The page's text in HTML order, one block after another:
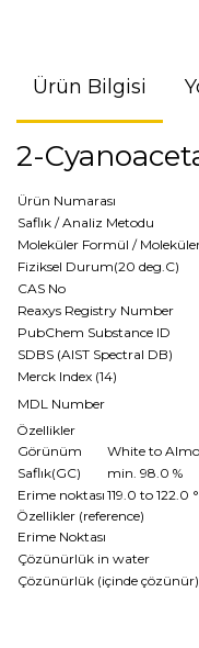
Ürün Bilgisi
2-
Ürün Numarası
Saflık / Analiz Metodu
Moleküler Formül /
Fiziksel Durum(20 deg.C)
CAS No
Reaxys Registry Number
PubChem Substance ID
SDBS (AIST Spectral DB)
Merck Index (14)
MDL Number
Özellikler
Görünüm
White to
Saflık(GC)
min. 98.0 %
Erime noktası 119.0 to 122.0
Özellikler (reference)
Erime Noktası
Çözünürlük in water
Çözünürlük (içinde çözünür)